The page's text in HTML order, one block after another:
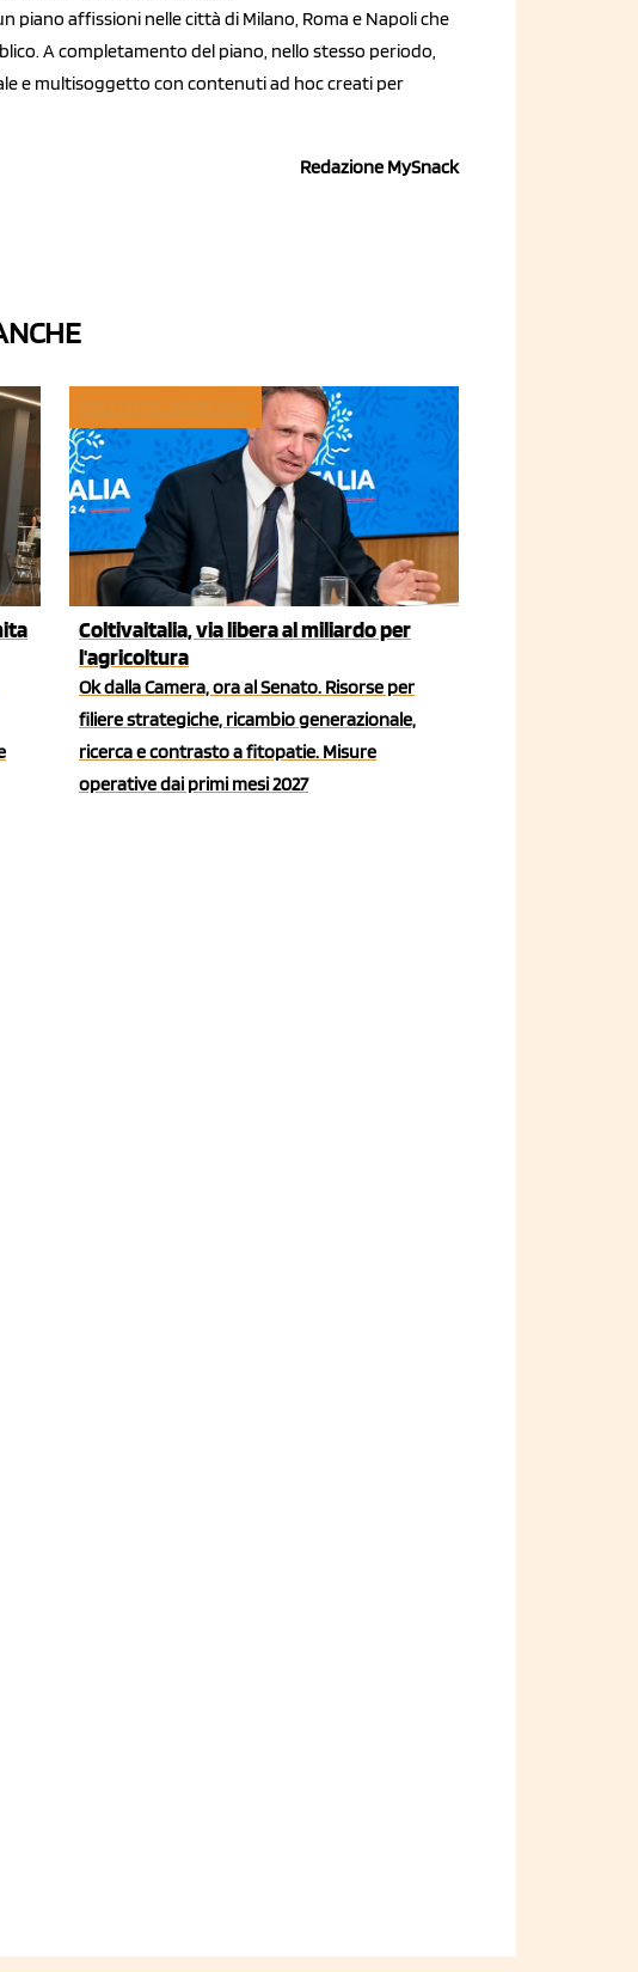
piano affissioni nelle città di Milano, Roma e Napoli che
A completamento del piano, nello stesso periodo,
e multisoggetto con contenuti ad hoc creati per
Redazione MySnack
Coltivaitalia, via libera al miliardo per
l'agricoltura
Ok dalla Camera, ora al Senato. Risorse per
filiere strategiche, ricambio generazionale,
ricerca e contrasto a fitopatie. Misure
operative dai primi mesi 2027